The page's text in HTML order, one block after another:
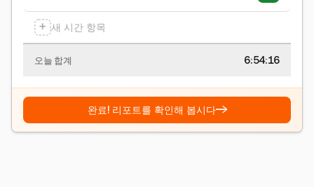
+ 새 시간 항목
오늘 합계 6:54:16
완료! 리포트를 확인해 봅시다→